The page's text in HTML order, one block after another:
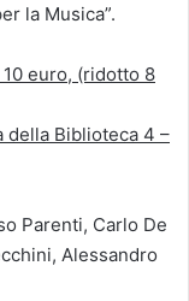
la Musica”.
euro, (ridotto 8
della Biblioteca 4 –
Parenti, Carlo De
Alessandro